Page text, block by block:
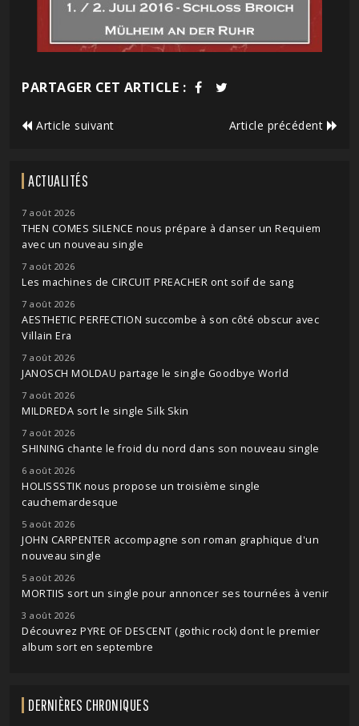
PARTAGER CET ARTICLE :
Article suivant Article précédent
ACTUALITÉS
7 août 2026
THEN COMES SILENCE nous prépare à danser un Requiem
avec un nouveau single
7 août 2026
Les machines de CIRCUIT PREACHER ont soif de sang
7 août 2026
AESTHETIC PERFECTION succombe à son côté obscur avec
Villain Era
7 août 2026
JANOSCH MOLDAU partage le single Goodbye World
7 août 2026
MILDREDA sort le single Silk Skin
7 août 2026
SHINING chante le froid du nord dans son nouveau single
6 août 2026
HOLISSSTIK nous propose un troisième single
cauchemardesque
5 août 2026
JOHN CARPENTER accompagne son roman graphique d'un
nouveau single
5 août 2026
MORTIIS sort un single pour annoncer ses tournées à venir
3 août 2026
Découvrez PYRE OF DESCENT (gothic rock) dont le premier
album sort en septembre
DERNIÈRES CHRONIQUES